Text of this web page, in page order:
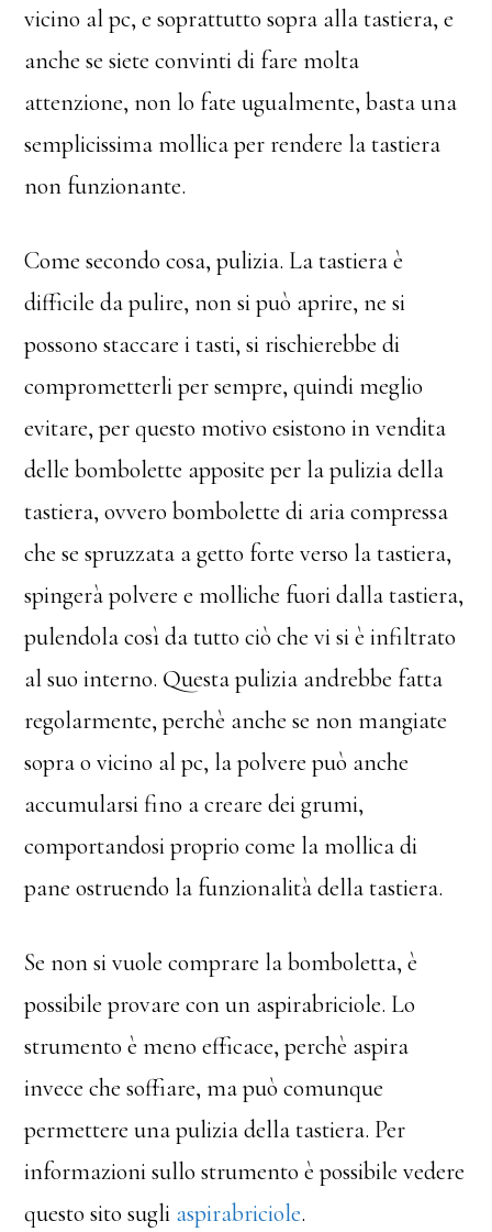
vicino al pc, e soprattutto sopra alla tastiera, e
anche se siete convinti di fare molta
attenzione, non lo fate ugualmente, basta una
semplicissima mollica per rendere la tastiera
non funzionante.
Come secondo cosa, pulizia. La tastiera è
difficile da pulire, non si può aprire, ne si
possono staccare i tasti, si rischierebbe di
comprometterli per sempre, quindi meglio
evitare, per questo motivo esistono in vendita
delle bombolette apposite per la pulizia della
tastiera, ovvero bombolette di aria compressa
che se spruzzata a getto forte verso la tastiera,
spingerà polvere e molliche fuori dalla tastiera,
pulendola così da tutto ciò che vi si è infiltrato
al suo interno. Questa pulizia andrebbe fatta
regolarmente, perchè anche se non mangiate
sopra o vicino al pc, la polvere può anche
accumularsi fino a creare dei grumi,
comportandosi proprio come la mollica di
pane ostruendo la funzionalità della tastiera.
Se non si vuole comprare la bomboletta, è
possibile provare con un aspirabriciole. Lo
strumento è meno efficace, perchè aspira
invece che soffiare, ma può comunque
permettere una pulizia della tastiera. Per
informazioni sullo strumento è possibile vedere
questo sito sugli aspirabriciole.